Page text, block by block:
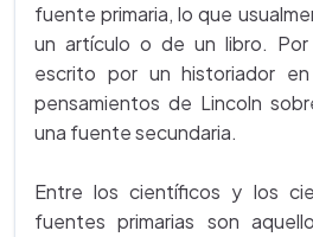
fuente primaria, lo que
un artículo o de un libro.
escrito por un historiador
pensamientos de Lincoln
una fuente secundaria.
Entre los científicos y los
fuentes primarias son